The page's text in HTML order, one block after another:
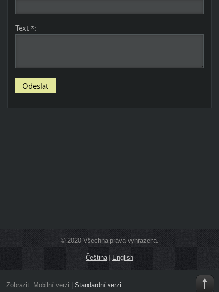
Text *:
© 2020 Všechna práva vyhrazena.
Čeština| English
Zobrazit: Mobilní verzi Standardní verzi